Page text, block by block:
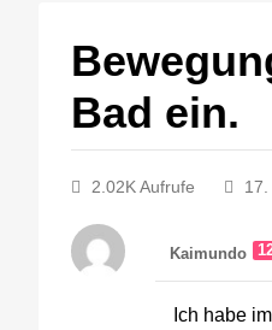
Bad ein.
2.02K Aufrufe
Kaimundo
Ich habe